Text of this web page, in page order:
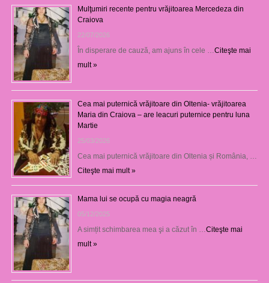
Mulţumiri recente pentru vrăjitoarea Mercedeza din
Craiova
22/07/2026
În disperare de cauză, am ajuns în cele … Citeşte mai
mult »
Cea mai puternică vrăjitoare din Oltenia- vrăjitoarea
Maria din Craiova – are leacuri puternice pentru luna
Martie
25/03/2026
Cea mai puternică vrăjitoare din Oltenia și România, …
Citeşte mai mult »
Mama lui se ocupă cu magia neagră
05/12/2025
A simțit schimbarea mea şi a căzut în … Citeşte mai
mult »